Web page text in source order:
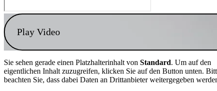
Play Video
Sie sehen gerade einen Platzhalterinhalt von Standard. Um auf den
eigentlichen Inhalt zuzugreifen, klicken Sie auf den Button unten.
beachten Sie, dass dabei Daten an Drittanbieter weitergegeben